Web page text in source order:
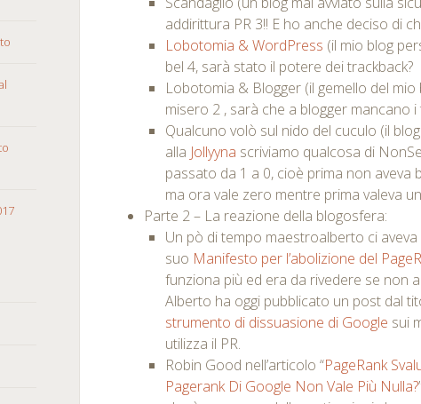
addirittura PR 3!! E ho anche deciso di
Lobotomia & WordPress (il mio blog
bel 4, sarà stato il potere dei trackback?
Lobotomia & Blogger (il gemello del
misero 2 , sarà che a blogger mancano
Qualcuno volò sul nido del cuculo (il
alla Jollyyna scriviamo qualcosa di
passato da 1 a 0, cioè prima non aveva
ma ora vale zero mentre prima valeva
Parte 2 – La reazione della blogosfera:
Un pò di tempo maestroalberto ci
suo Manifesto per l’abolizione del
funziona più ed era da rivedere se non
Alberto ha oggi pubblicato un post dal
strumento di dissuasione di Google sui
utilizza il PR.
Robin Good nell’articolo “PageRank
Pagerank Di Google Non Vale Più Nulla?